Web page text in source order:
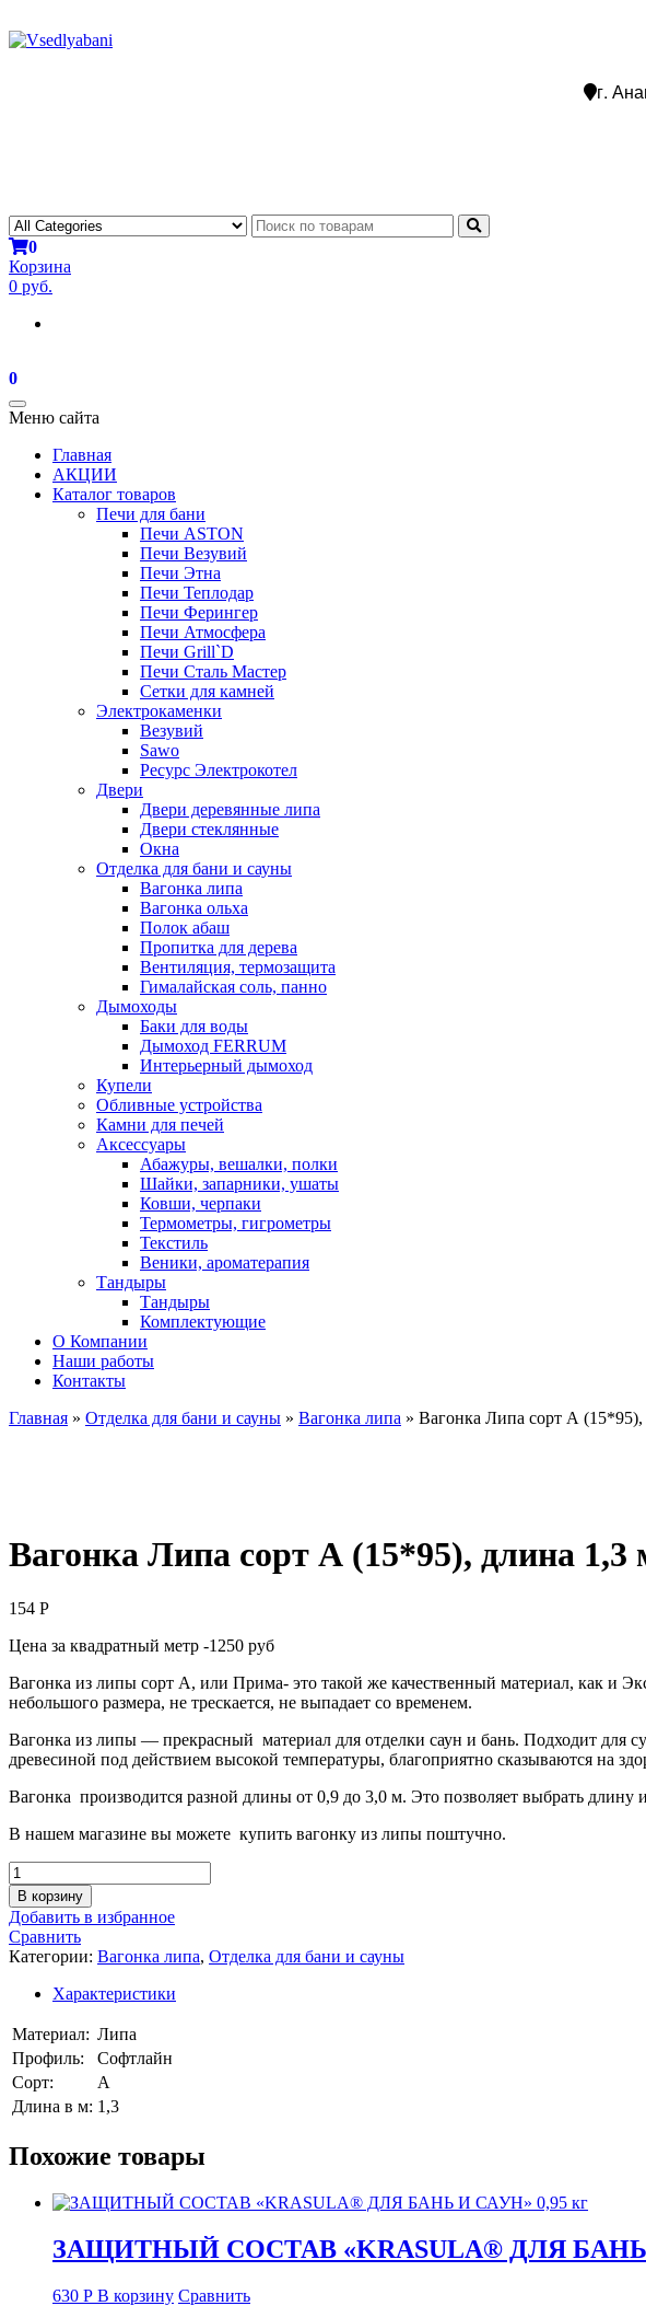
г.
0
Корзина
0 руб.
0
Toggle
navigation
Меню сайта
Главная
АКЦИИ
Каталог товаров
Печи для бани
Печи ASTON
Печи Везувий
Печи Этна
Печи Теплодар
Печи Ферингер
Печи Атмосфера
Печи Grill`D
Печи Сталь Мастер
Сетки для камней
Электрокаменки
Везувий
Sawo
Ресурс Электрокотел
Двери
Двери деревянные липа
Двери стеклянные
Окна
Отделка для бани и сауны
Вагонка липа
Вагонка ольха
Полок абаш
Пропитка для дерева
Вентиляция, термозащита
Гималайская соль, панно
Дымоходы
Баки для воды
Дымоход FERRUM
Интерьерный дымоход
Купели
Обливные устройства
Камни для печей
Аксессуары
Абажуры, вешалки, полки
Шайки, запарники, ушаты
Ковши, черпаки
Термометры, гигрометры
Текстиль
Веники, ароматерапия
Тандыры
Тандыры
Комплектующие
О Компании
Наши работы
Контакты
Главная » Отделка для бани и сауны » Вагонка липа » Вагонка Липа сорт А
Вагонка Липа сорт А (15*95), длина 1,3
154 Р
Цена за квадратный метр -1250 руб
Вагонка из липы сорт А, или Прима- это такой же качественный материал, как и
небольшого размера, не трескается, не выпадает со временем.
Вагонка из липы — прекрасный материал для отделки саун и бань. Подходит
древесиной под действием высокой температуры, благоприятно сказываются на
Вагонка производится разной длины от 0,9 до 3,0 м. Это позволяет выбрать
В нашем магазине вы можете купить вагонку из липы поштучно.
Количество
товара
Вагонка
Липа
сорт
А
(15*95),
1,3
В корзину
Добавить в избранное
Сравнить
Категории: Вагонка липа, Отделка для бани и сауны
Характеристики
Материал: Липа
Профиль:
Софтлайн
Сорт:
А
Длина в м: 1,3
Похожие товары
ЗАЩИТНЫЙ СОСТАВ «KRASULA® ДЛЯ БАНЬ
630 Р В корзину Сравнить